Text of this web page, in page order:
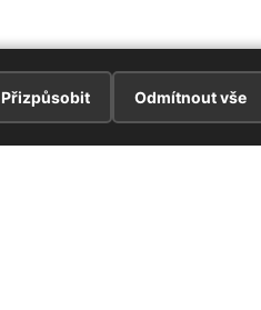
Přizpůsobit Odmítnout vše